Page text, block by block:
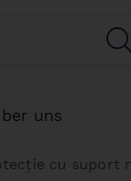
uns
cu suport